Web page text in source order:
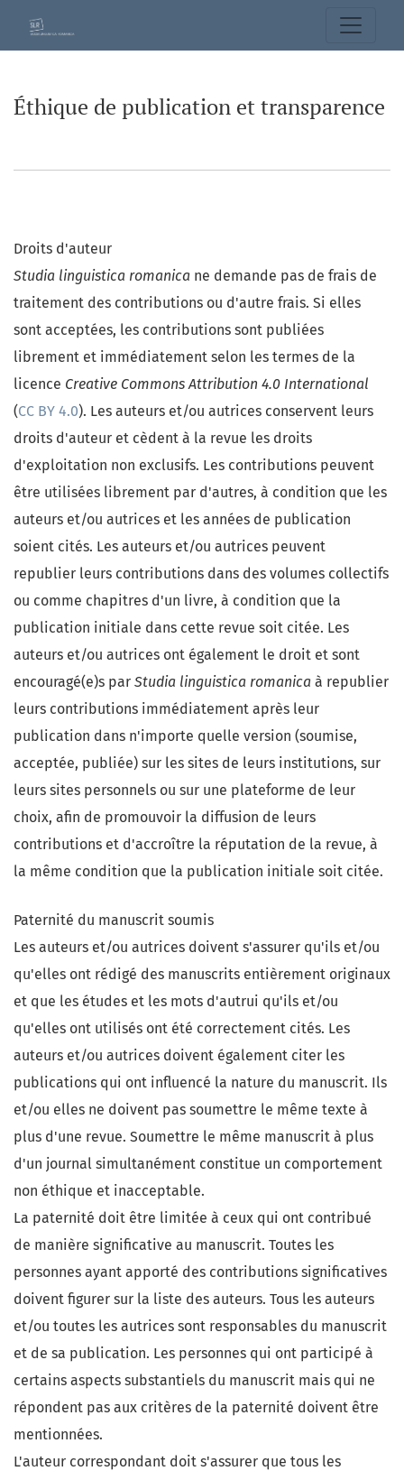
Éthique de publication et transparence
Éthique de publication et transparence
Droits d'auteur
Studia linguistica romanica ne demande pas de frais de
traitement des contributions ou d'autre frais. Si elles
sont acceptées, les contributions sont publiées
librement et immédiatement selon les termes de la
licence Creative Commons Attribution 4.0 International
(CC BY 4.0). Les auteurs et/ou autrices conservent leurs
droits d'auteur et cèdent à la revue les droits
d'exploitation non exclusifs. Les contributions peuvent
être utilisées librement par d'autres, à condition que les
auteurs et/ou autrices et les années de publication
soient cités. Les auteurs et/ou autrices peuvent
republier leurs contributions dans des volumes collectifs
ou comme chapitres d'un livre, à condition que la
publication initiale dans cette revue soit citée. Les
auteurs et/ou autrices ont également le droit et sont
encouragé(e)s par Studia linguistica romanica à republier
leurs contributions immédiatement après leur
publication dans n'importe quelle version (soumise,
acceptée, publiée) sur les sites de leurs institutions, sur
leurs sites personnels ou sur une plateforme de leur
choix, afin de promouvoir la diffusion de leurs
contributions et d'accroître la réputation de la revue, à
la même condition que la publication initiale soit citée.
Paternité du manuscrit soumis
Les auteurs et/ou autrices doivent s'assurer qu'ils et/ou
qu'elles ont rédigé des manuscrits entièrement originaux
et que les études et les mots d'autrui qu'ils et/ou
qu'elles ont utilisés ont été correctement cités. Les
auteurs et/ou autrices doivent également citer les
publications qui ont influencé la nature du manuscrit. Ils
et/ou elles ne doivent pas soumettre le même texte à
plus d'une revue. Soumettre le même manuscrit à plus
d'un journal simultanément constitue un comportement
non éthique et inacceptable.
La paternité doit être limitée à ceux qui ont contribué
de manière significative au manuscrit. Toutes les
personnes ayant apporté des contributions significatives
doivent figurer sur la liste des auteurs. Tous les auteurs
et/ou toutes les autrices sont responsables du manuscrit
et de sa publication. Les personnes qui ont participé à
certains aspects substantiels du manuscrit mais qui ne
répondent pas aux critères de la paternité doivent être
mentionnées.
L'auteur correspondant doit s'assurer que tous les